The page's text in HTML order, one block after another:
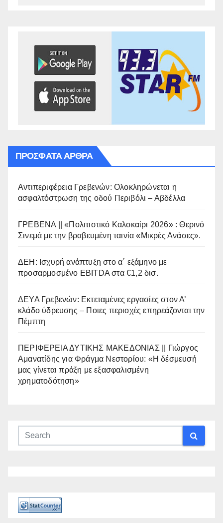
ΠΡΌΣΦΑΤΑ ΆΡΘΡΑ
Αντιπεριφέρεια Γρεβενών: Ολοκληρώνεται η
ασφαλτόστρωση της οδού Περιβόλι – Αβδέλλα
ΓΡΕΒΕΝΑ || «Πολιτιστικό Καλοκαίρι 2026» : Θερινό
Σινεμά με την βραβευμένη ταινία «Μικρές Ανάσες».
ΔΕΗ: Ισχυρή ανάπτυξη στο α΄ εξάμηνο με
προσαρμοσμένο EBITDA στα €1,2 δισ.
ΔΕΥΑ Γρεβενών: Εκτεταμένες εργασίες στον Α’
κλάδο ύδρευσης – Ποιες περιοχές επηρεάζονται την
Πέμπτη
ΠΕΡΙΦΕΡΕΙΑ ΔΥΤΙΚΗΣ ΜΑΚΕΔΟΝΙΑΣ || Γιώργος
Αμανατίδης για Φράγμα Νεστορίου: «Η δέσμευσή
μας γίνεται πράξη με εξασφαλισμένη
χρηματοδότηση»